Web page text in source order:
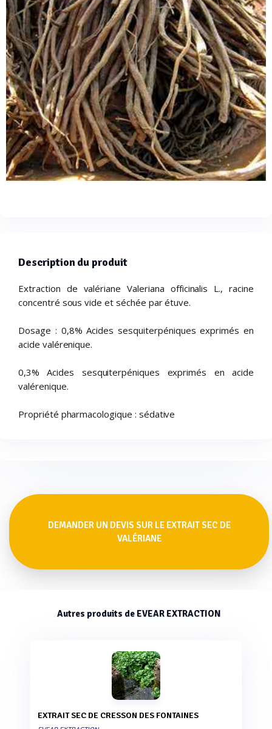
Description du produit
Extraction de valériane Valeriana officinalis L., racine
concentré sous vide et séchée par étuve.
Dosage : 0,8% Acides sesquiterpéniques exprimés en
acide valérenique.
0,3% Acides sesquiterpéniques exprimés en acide
valérenique.
Propriété pharmacologique : sédative
DEMANDER UN DEVIS SUR LE EXTRAIT SEC DE
VALÉRIANE
Autres produits de EVEAR EXTRACTION
EXTRAIT SEC DE CRESSON DES FONTAINES